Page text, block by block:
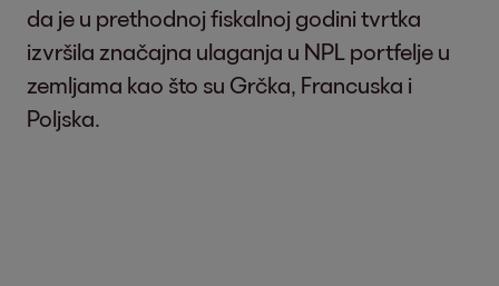
da je u prethodnoj fiskalnoj godini tvrtka
izvršila značajna ulaganja u NPL portfelje u
zemljama kao što su Grčka, Francuska i
Poljska.